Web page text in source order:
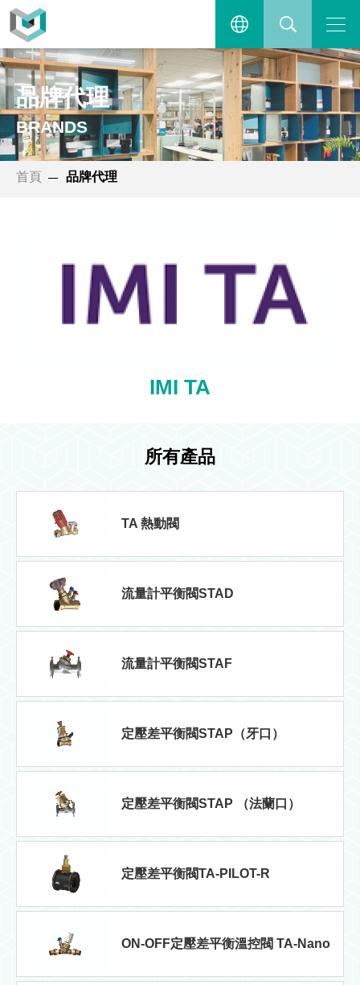
主選單 繁體中文
ENGLISH
搜尋
品牌代理
BRANDS
首頁 品牌代理
IMI TA
所有產品
TA 熱動閥
流量計平衡閥STAD
流量計平衡閥STAF
定壓差平衡閥STAP（牙口）
定壓差平衡閥STAP （法蘭口）
定壓差平衡閥TA-PILOT-R
ON-OFF定壓差平衡溫控閥 TA-Nano